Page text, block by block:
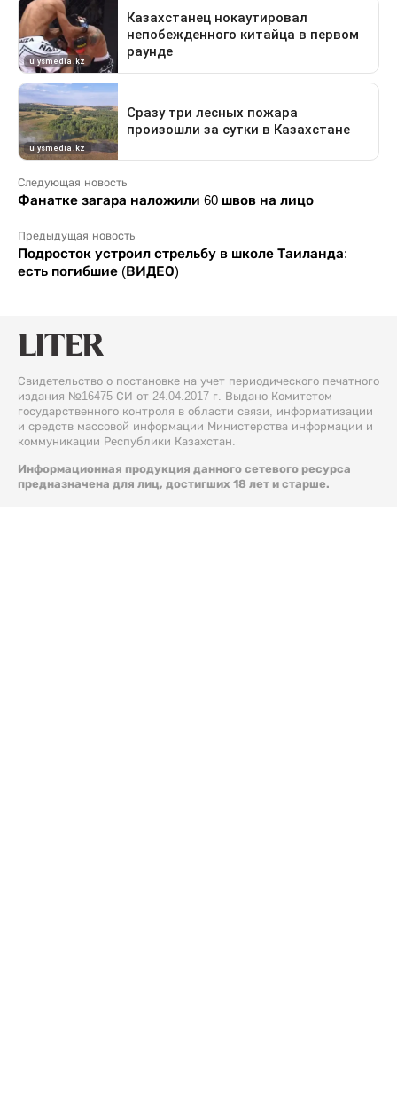
Следующая новость
Фанатке загара наложили 60 швов на лицо
Предыдущая новость
Подросток устроил стрельбу в школе Таиланда:
есть погибшие (ВИДЕО)
Свидетельство о постановке на учет периодического печатного
издания №16475-СИ от 24.04.2017 г. Выдано Комитетом
государственного контроля в области связи, информатизации
и средств массовой информации Министерства информации и
коммуникации Республики Казахстан.
Информационная продукция данного сетевого ресурса
предназначена для лиц, достигших 18 лет и старше.